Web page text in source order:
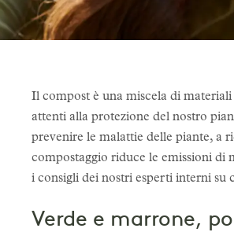
Il compost è una miscela di
attenti alla protezione del nostro
prevenire le malattie delle piante, a
compostaggio riduce le emissioni
i consigli dei nostri esperti interni su
Verde e marrone,